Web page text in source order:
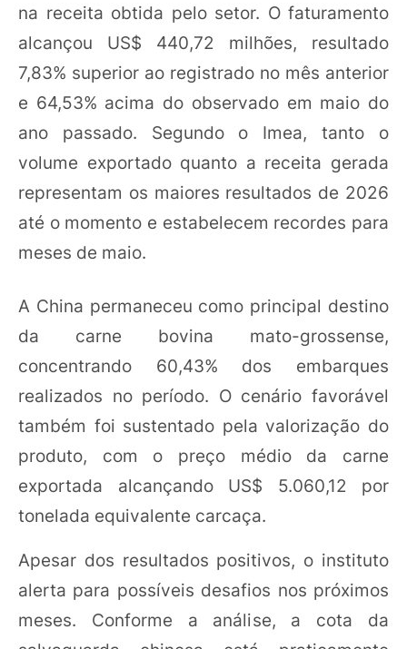
na receita obtida pelo setor. O faturamento
alcançou US$ 440,72 milhões, resultado
7,83% superior ao registrado no mês anterior
e 64,53% acima do observado em maio do
ano passado. Segundo o Imea, tanto o
volume exportado quanto a receita gerada
representam os maiores resultados de 2026
até o momento e estabelecem recordes para
meses de maio.
A China permaneceu como principal destino
da carne bovina mato-grossense,
concentrando 60,43% dos embarques
realizados no período. O cenário favorável
também foi sustentado pela valorização do
produto, com o preço médio da carne
exportada alcançando US$ 5.060,12 por
tonelada equivalente carcaça.
Apesar dos resultados positivos, o instituto
alerta para possíveis desafios nos próximos
meses. Conforme a análise, a cota da